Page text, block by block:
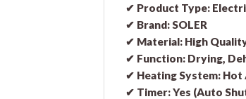
✔ Product Type:
✔ Brand:SOLER
✔ Material: High
✔ Function: Drying,
✔ Heating System: Hot
✔ Timer:Yes (Auto